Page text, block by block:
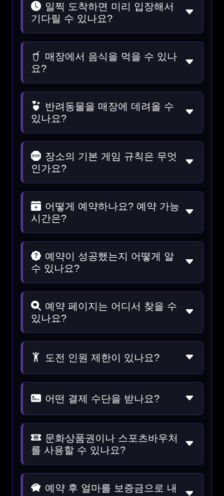
일찍 도착하면 미리 입장해서
기다릴 수 있나요?
매장에서 음식을 먹을 수 있나
요?
반려동물을 매장에 데려올 수
있나요?
장소의 기본 게임 규칙은 무엇
인가요?
어떻게 예약하나요? 예약 가능
시간은?
예약이 성공했는지 어떻게 알
수 있나요?
예약 페이지는 어디서 찾을 수
있나요?
도전 인원 제한이 있나요?
어떤 결제 수단을 받나요?
문화상품권이나 스포츠바우처
를 사용할 수 있나요?
예약 후 얼마를 보증금으로 내